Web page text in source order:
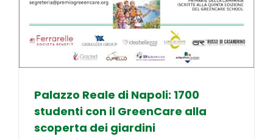
Palazzo Reale di Napoli: 1700
studenti con il GreenCare alla
scoperta dei giardini